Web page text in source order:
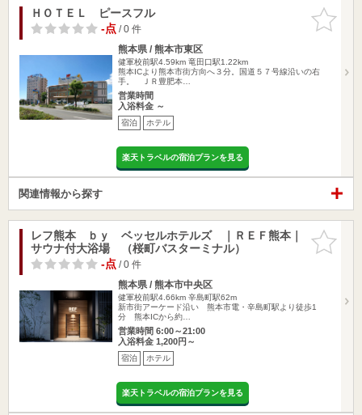
お気に入
りに追加
ＨＯＴＥＬ ピースフル
-点/ 0 件
熊本県 / 熊本市東区
健軍校前駅4.59km 竜田口駅1.22km
熊本ICより熊本市街方向へ３分。国道５７号線沿いの右
手。 ＪＲ豊肥本…
営業時間
入浴料金 ～
宿泊 ホテル
楽天トラベルの宿泊プランを見る
関連情報から探す
お気に入
りに追加
レフ熊本 ｂｙ ベッセルホテルズ ｜ＲＥＦ熊本｜
サウナ付大浴場 （桜町バスターミナル）
-点/ 0 件
熊本県 / 熊本市中央区
健軍校前駅4.66km 辛島町駅62m
新市街アーケード沿い 熊本市電・辛島町駅より徒歩1
分 熊本ICから約…
営業時間 6:00～21:00
入浴料金 1,200円～
宿泊 ホテル
楽天トラベルの宿泊プランを見る